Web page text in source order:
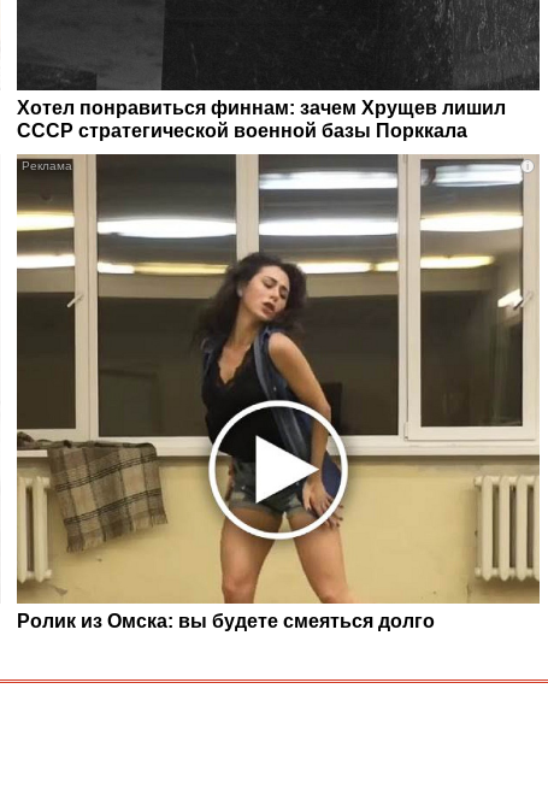
Хотел понравиться финнам: зачем Хрущев лишил
СССР стратегической военной базы Порккала
i
Ролик из Омска: вы будете смеяться долго